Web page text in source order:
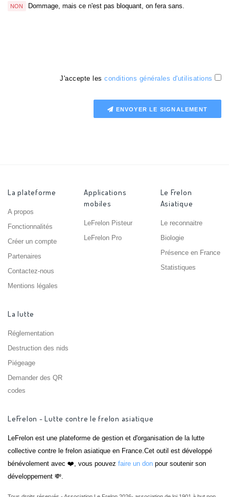
NON Dommage, mais ce n'est pas bloquant, on fera sans.
J'accepte les conditions générales d'utilisations
ENVOYER LE SIGNALEMENT
La plateforme
A propos
Fonctionnalités
Créer un compte
Partenaires
Contactez-nous
Mentions légales
Applications
mobiles
LeFrelon Pisteur
LeFrelon Pro
Le Frelon
Asiatique
Le reconnaitre
Biologie
Présence en France
Statistiques
La lutte
Réglementation
Destruction des nids
Piégeage
Demander des QR
codes
LeFrelon - Lutte contre le frelon asiatique
LeFrelon est une plateforme de gestion et d'organisation de la lutte
collective contre le frelon asiatique en France.Cet outil est développé
bénévolement avec ❤️, vous pouvez faire un don pour soutenir son
développement 💸.